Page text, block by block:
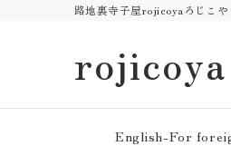
路地裏寺子屋rojicoyaろじこ
rojicoya
English-For